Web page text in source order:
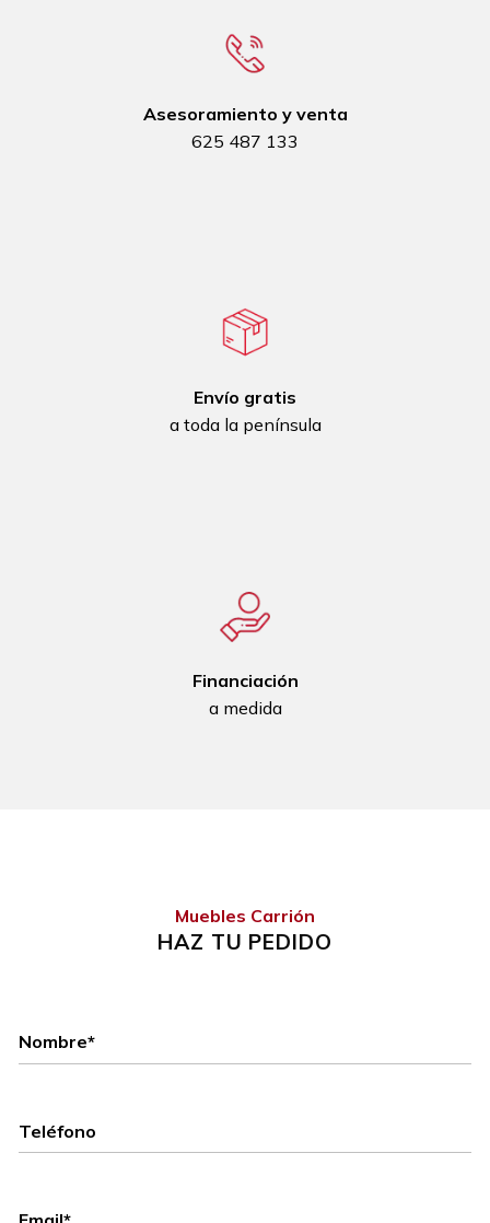
Asesoramiento y venta
625 487 133
Envío gratis
a toda la península
Financiación
a medida
Muebles Carrión
HAZ TU PEDIDO